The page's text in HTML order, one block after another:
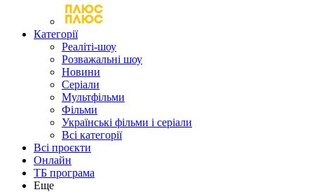
Категорії
Реаліті-шоу
Розважальні шоу
Новини
Серіали
Мультфільми
Фільми
Українські фільми і серіали
Всі категорії
Всі проєкти
Онлайн
ТБ програма
Еще